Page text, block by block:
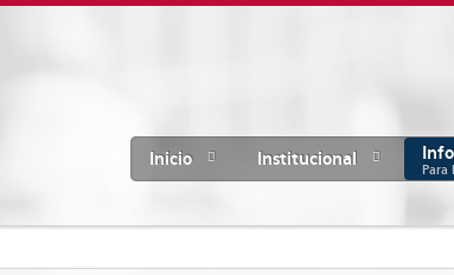
Inicio Institucional
Para